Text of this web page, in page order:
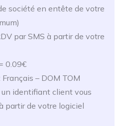
société en entête de votre
par SMS à partir de votre
0.09€
– DOM TOM
identifiant client vous
partir de votre logiciel